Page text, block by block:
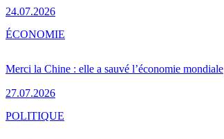
24.07.2026
Merci la Chine : elle a sauvé l’économie mondiale
27.07.2026
ÉCONOMIE
POLITIQUE